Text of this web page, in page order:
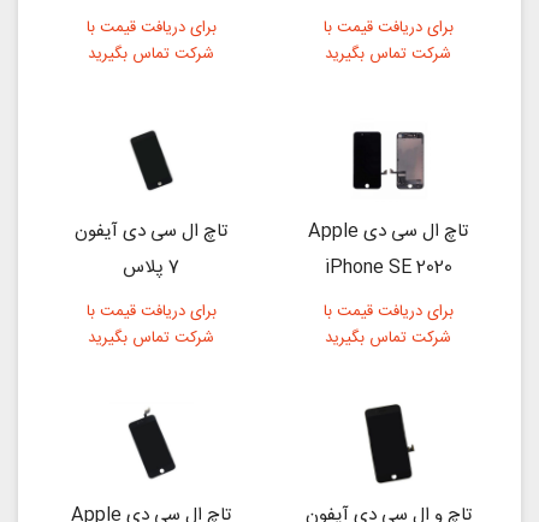
برای دریافت قیمت با
شرکت تماس بگیرید
برای دریافت قیمت با
شرکت تماس بگیرید
تاچ ال سی دی Apple
iPhone SE 2020
برای دریافت قیمت با
شرکت تماس بگیرید
تاچ ال سی دی آیفون
7 پلاس
برای دریافت قیمت با
شرکت تماس بگیرید
تاچ و ال سی دی آیفون تاچ ال سی دی Apple